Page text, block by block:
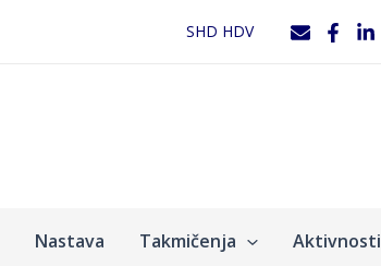
SHD HDV
Nastava Takmičenja Aktivnosti